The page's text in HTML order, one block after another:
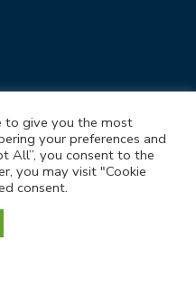
a direzione e
- 00184 Roma
to give you the most
your preferences and
All”, you consent to the
you may visit "Cookie
consent.